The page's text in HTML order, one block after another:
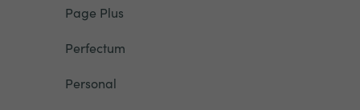
Page Plus
Perfectum
Personal